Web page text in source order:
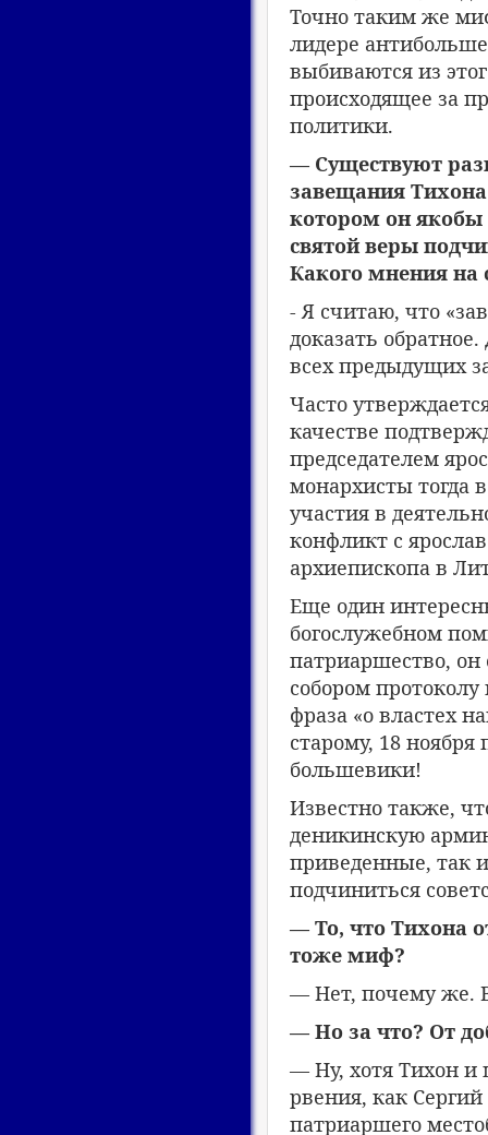
Точно таким же
лидере
выбиваются из
происходящее за
политики.
— Существуют
завещания
котором он якобы
святой веры
Какого мнения на
- Я считаю, что
доказать
всех предыдущих
Часто
качестве
председателем
монархисты тогда
участия в
конфликт с
архиепископа в
Еще один
богослужебном
патриаршество,
собором протоколу
фраза «о властех
старому, 18
большевики!
Известно также,
деникинскую
приведенные, так
подчиниться
— То, что Тихона
тоже миф?
— Нет, почему же.
— Но за что? От
— Ну, хотя Тихон и
рвения, как Сергий
патриаршего